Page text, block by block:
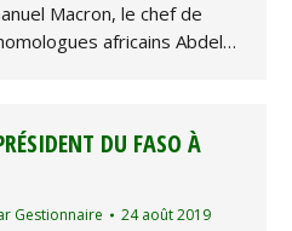
Macron, le chef de
africains Abdel…
DU FASO À
Gestionnaire 24 août 2019